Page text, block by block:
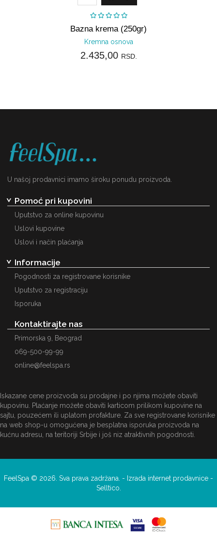
Bazna krema (250gr)
Kremna osnova
2.435,00 RSD.
U našoj prodavnici imamo široku ponudu proizvoda.
Pomoć pri kupovini
Uputstvo za online kupovinu
Uslovi kupovine
Uslovi i način plaćanja
Informacije
Pogodnosti za registrovane korisnike
Uputstvo za registraciju
Isporuka
Kontaktirajte nas
Primorska 9, Beograd
069-500-99-99
online@feelspa.rs
Iskazane cene proizvoda su prodajne i po njima možete obaviti
kupovinu. Plaćanje možete obaviti karticom prilikom kupovine na
sajtu, pouzećem ili uplatom profakture. Za sve registrovane korisnike
na web shop-u omogućena je besplatna isporuka proizvoda na
kućnu adresu, na teritoriji Srbije i još niz atraktivnih pogodnosti.
FeelSpa © 2026. Sva prava zadržana. - Izrada internet prodavnice -
Selltico.